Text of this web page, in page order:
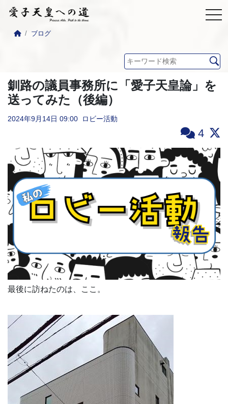
ブログ
釧路の議員事務所に「愛子天皇論」を
送ってみた（後編）
2024年9月14日 09:00 ロビー活動
4
最後に訪ねたのは、ここ。